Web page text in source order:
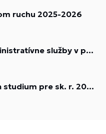
ruchu 2025-2026
6327 M ekonomické a administratívne služby v podnikaní 2025-2026
Kriteria prijimania ziakov na studium pre sk. r. 2025 2026